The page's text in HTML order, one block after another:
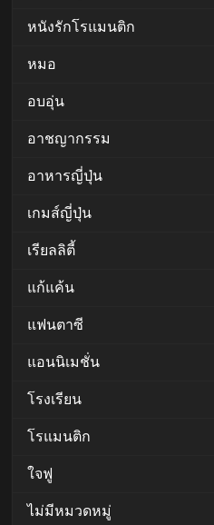
หนังรักโรแมนติก
หมอ
อบอุ่น
อาชญากรรม
อาหารญี่ปุ่น
เกมส์ญี่ปุ่น
เรียลลิตี้
แก้แค้น
แฟนตาซี
แอนนิเมชั่น
โรงเรียน
โรแมนติก
ใจฟู
ไม่มีหมวดหมู่